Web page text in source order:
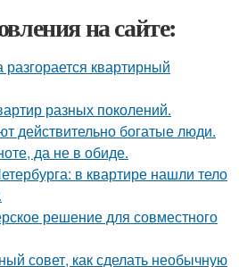
на сайте:
квартирный
разных поколений.
действительно богатые люди.
да не в обиде.
в квартире нашли тело
решение для совместного
совет, как сделать необычную